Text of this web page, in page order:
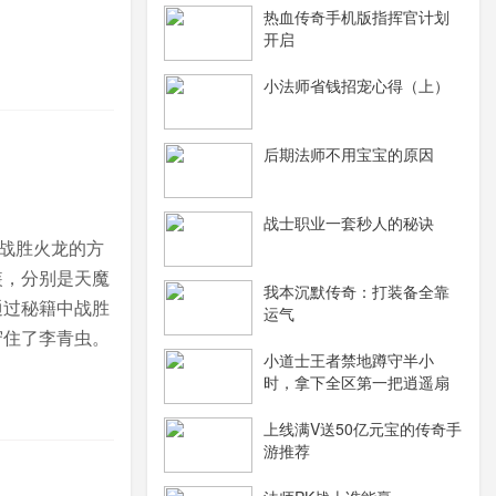
胜火龙的方
分别是天魔
秘籍中战胜
了李青虫。
热血传奇手机版指挥官计划
开启
小法师省钱招宠心得（上）
后期法师不用宝宝的原因
战士职业一套秒人的秘诀
我本沉默传奇：打装备全靠
运气
小道士王者禁地蹲守半小
时，拿下全区第一把逍遥扇
上线满V送50亿元宝的传奇手
游推荐